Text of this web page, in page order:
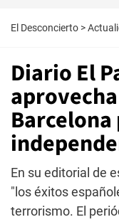
El Desconcierto >
Diario El
En su editorial de
"los éxitos
terrorismo. El